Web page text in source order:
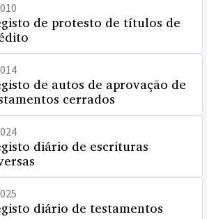
010
de protesto de títulos de
014
de autos de aprovação de
cerrados
024
diário de escrituras
025
diário de testamentos